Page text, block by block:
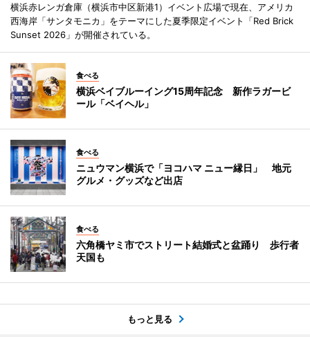
横浜赤レンガ倉庫（横浜市中区新港1）イベント広場で現在、アメリカ
西海岸「サンタモニカ」をテーマにした夏季限定イベント「Red Brick
Sunset 2026」が開催されている。
食べる
横浜ベイブルーイング15周年記念 新作ラガービ
ール「ベイヘル」
食べる
ニュウマン横浜で「ヨコハマ ニュー縁日」 地元
グルメ・グッズなど出店
食べる
六角橋ヤミ市でストリート結婚式と盆踊り 歩行者
天国も
もっと見る